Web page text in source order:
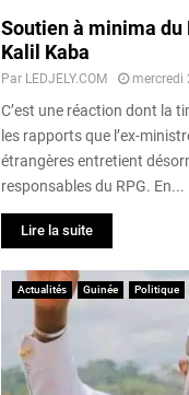
Soutien à minima du
Kalil Kaba
Par LEDJELY.COM mercredi
C’est une réaction dont la
les rapports que l’ex-
étrangères entretient
responsables du RPG. En...
Lire la suite
Actualités Guinée Politique